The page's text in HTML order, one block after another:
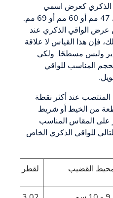
الذكري كعرض اسمي
بالملليمتر، على سبيل المثال 47 مم أو 60 مم أو 69 مم.
عرض الواقي الذكري عند
هذا القياس لا علاقة
وليس مسطحًا. ولكي
المناسب للواقي
عند أكثر نقطة
من الخيط أو شريط
على المقاس المناسب
للواقي الذكري الخاص
القضيب لقطر